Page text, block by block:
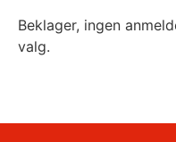
Beklager, ingen
valg.